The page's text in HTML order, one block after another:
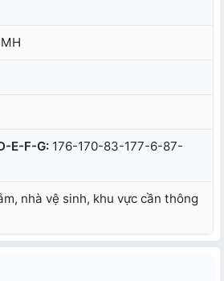
E-F-G: 176-170-83-177-6-87-
nhà vệ sinh, khu vực cần thông